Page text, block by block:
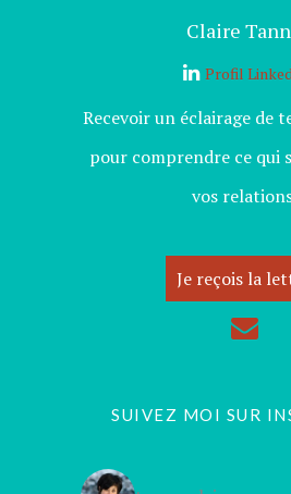
Claire
Profil
Recevoir un éclairage de
pour comprendre ce qui
vos
Je reçois la
SUIVEZ MOI SUR